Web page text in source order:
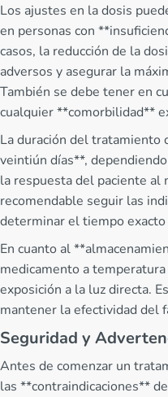
Los ajustes en la dosis
en personas con
casos, la reducción de la
adversos y asegurar la
También se debe tener en
cualquier **comorbilidad**
La duración del tratamiento
veintiún días**,
la respuesta del paciente al
recomendable seguir las
determinar el tiempo
En cuanto al
medicamento a
exposición a la luz directa.
mantener la efectividad del
Seguridad y
Antes de comenzar un
las **contraindicaciones**